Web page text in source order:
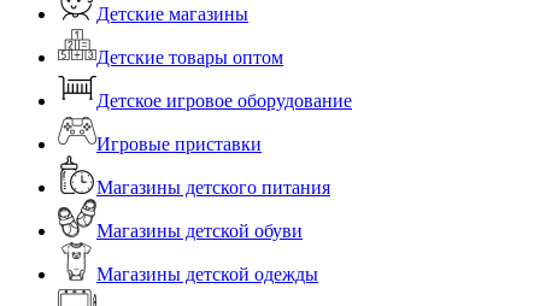
Детские магазины
Детские товары оптом
Детское игровое оборудование
Игровые приставки
Магазины детского питания
Магазины детской обуви
Магазины детской одежды